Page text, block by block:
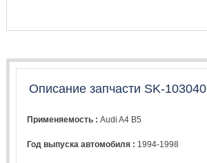
Описание запчасти SK-103040
Применяемость :Audi A4 B5
Год выпуска автомобиля : 1994-1998